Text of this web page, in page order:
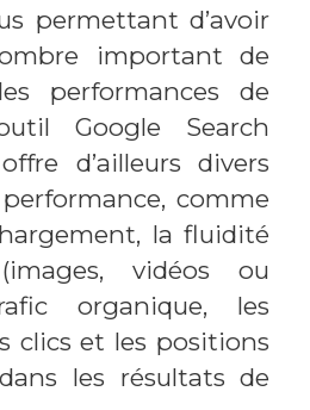
permettant d’avoir
important de
performances de
Google Search
d’ailleurs divers
comme
la fluidité
vidéos ou
organique, les
clics et les positions
les résultats de